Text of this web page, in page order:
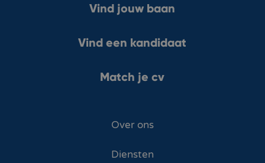
Vind jouw baan
Vind een kandidaat
Match je cv
Over ons
Diensten